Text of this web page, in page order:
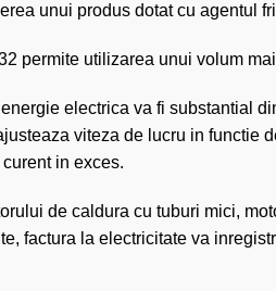
unui produs dotat cu agentul
permite utilizarea unui volum
electrica va fi substantial
viteza de lucru in functie
in exces.
de caldura cu tuburi mici,
factura la electricitate va